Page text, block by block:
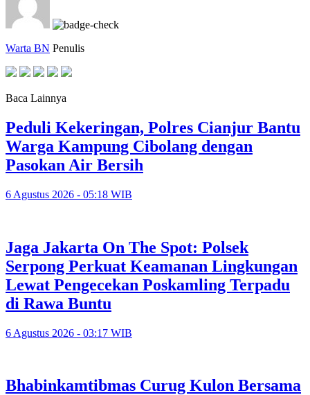
Warta BN Penulis
Baca Lainnya
Peduli Kekeringan, Polres Cianjur Bantu
Warga Kampung Cibolang dengan
Pasokan Air Bersih
6 Agustus 2026 - 05:18 WIB
Jaga Jakarta On The Spot: Polsek
Serpong Perkuat Keamanan Lingkungan
Lewat Pengecekan Poskamling Terpadu
di Rawa Buntu
6 Agustus 2026 - 03:17 WIB
Bhabinkamtibmas Curug Kulon Bersama